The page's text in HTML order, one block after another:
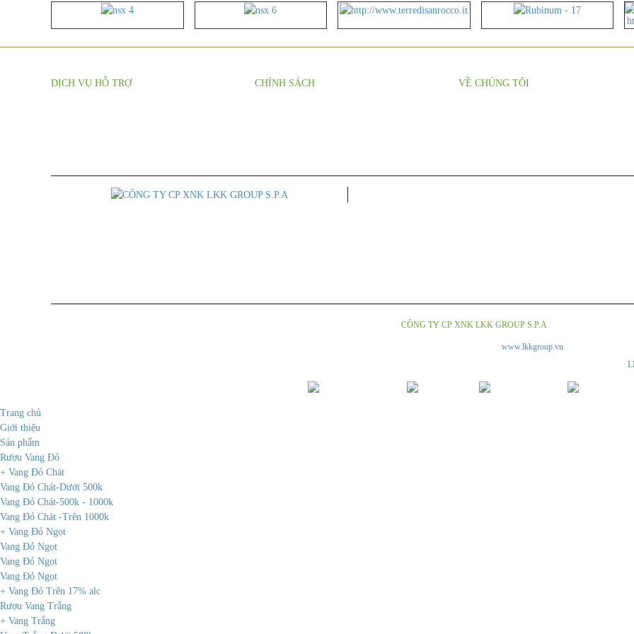
DỊCH VỤ HỖ TRỢ CHÍNH SÁCH VỀ CHÚNG TÔI
CÔNG TY CP XNK LKK GROUP S.P.A.Design by Nina.vn
www.lkkgroup.vn
Trang chủ
Giới thiệu
Sản phẩm
Rượu Vang Đỏ
+ Vang Đỏ Chát
Vang Đỏ Chát-Dưới 500k
Vang Đỏ Chát-500k - 1000k
Vang Đỏ Chát -Trên 1000k
+ Vang Đỏ Ngọt
Vang Đỏ Ngọt
Vang Đỏ Ngọt
Vang Đỏ Ngọt
+ Vang Đỏ Trên 17% alc
Rượu Vang Trắng
+ Vang Trắng